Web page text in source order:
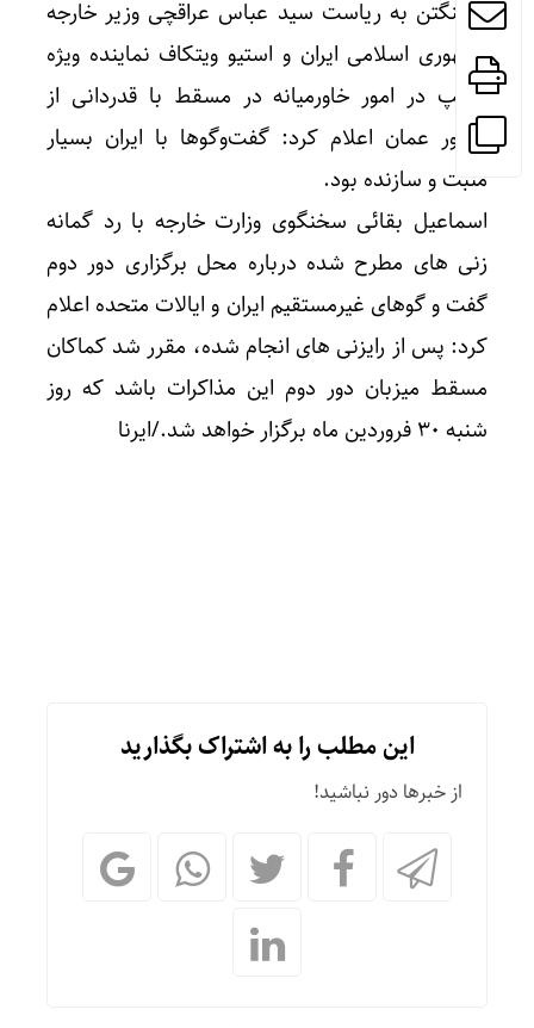
واشنگتن به ریاست سید عباس عراقچی وزیر خارجه
جمهوری اسلامی ایران و استیو ویتکاف نماینده ویژه
ترامپ در امور خاورمیانه در مسقط با قدردانی از
کشور عمان اعلام کرد: گفت‌وگوها با ایران بسیار
مثبت و سازنده بود.
اسماعیل بقائی سخنگوی وزارت خارجه با رد گمانه
زنی های مطرح شده درباره محل برگزاری دور دوم
گفت و گوهای غیرمستقیم ایران و ایالات متحده اعلام
کرد: پس از رایزنی های انجام شده، مقرر شد کماکان
مسقط میزبان دور دوم این مذاکرات باشد که روز
شنبه ۳۰ فروردین ماه برگزار خواهد شد./ایرنا
این مطلب را به اشتراک بگذارید
از خبرها دور نباشید!